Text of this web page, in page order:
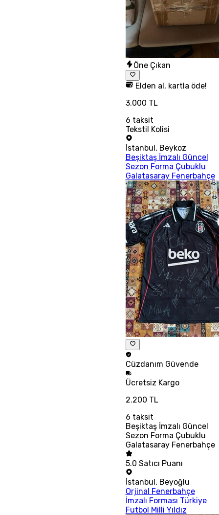
Öne Çıkan
Elden al, kartla öde!
3.000 TL
6 taksit
Tekstil Kolisi
İstanbul , Beykoz
Beşiktaş İmzalı Güncel
Sezon Forma Çubuklu
Galatasaray Fenerbahçe
Cüzdanım Güvende
Ücretsiz Kargo
2.200 TL
6 taksit
Beşiktaş İmzalı Güncel
Sezon Forma Çubuklu
Galatasaray Fenerbahçe
5.0 Satıcı Puanı
İstanbul, Beyoğlu
Orjinal Fenerbahçe
İmzalı Forması Türkiye
Futbol Milli Yıldız